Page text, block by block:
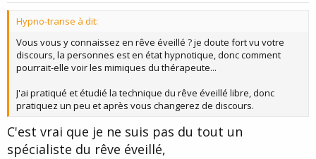
Hypno-transe à dit:
Vous vous y connaissez en rêve éveillé ? je doute fort vu votre
discours, la personnes est en état hypnotique, donc comment
pourrait-elle voir les mimiques du thérapeute...
J'ai pratiqué et étudié la technique du rêve éveillé libre, donc
pratiquez un peu et après vous changerez de discours.
C'est vrai que je ne suis pas du tout un
spécialiste du rêve éveillé,